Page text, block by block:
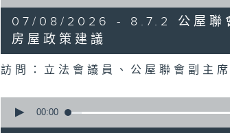
15
minutes,
34
secondsVolume
07/08/2026 - 8.7.2 公屋聯會
房屋政策建議
訪問：立法會議員、公屋聯會副主
seconds
00:00